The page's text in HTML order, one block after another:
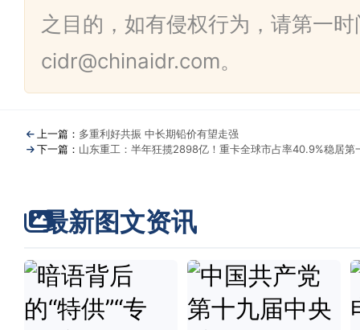
之目的，如有侵权行为，请第一
cidr@chinaidr.com。
上一篇： 多重利好共振 中长期铅价有望走强
下一篇： 山东重工：半年狂揽2898亿！重卡全球市占率40.9%稳居第
最新图文资讯